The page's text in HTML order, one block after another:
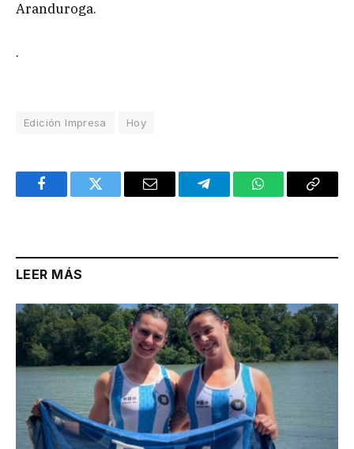
Aranduroga.
.
Edición Impresa Hoy
FacebookTwitter Email TelegramWhatsAppCopy
LEER MÁS